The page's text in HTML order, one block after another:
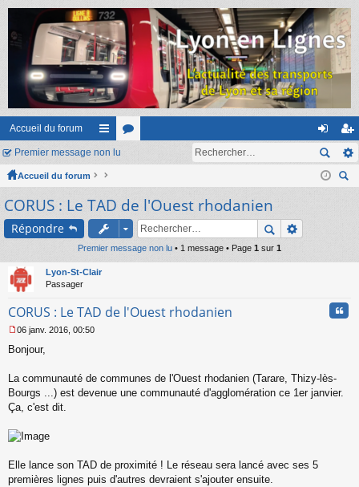
Accueil du forum
ac
co
ur
ci
s
m
on
ne
ns
cri
Premier message non lu
Accueil du forum
CORUS : Le TAD de l'Ouest rhodanien
Répondre
Premier message non lu • 1 message • Page 1 sur 1
Lyon-St-Clair
Passager
CORUS : Le TAD de l'Ouest rhodanien
e
s
g
e
o
l
u
06 janv. 2016, 00:50
Bonjour,
La communauté de communes de l'Ouest rhodanien (Tarare, Thizy-lès-
Bourgs ...) est devenue une communauté d'agglomération ce 1er janvier.
Ça, c'est dit.
Elle lance son TAD de proximité ! Le réseau sera lancé avec ses 5
premières lignes puis d'autres devraient s'ajouter ensuite.